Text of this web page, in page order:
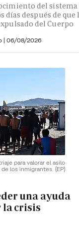
del sistema
después de que
del Cuerpo
| 06/08/2026
para valorar el asilo
de los inmigrantes. (EP)
una ayuda
la crisis